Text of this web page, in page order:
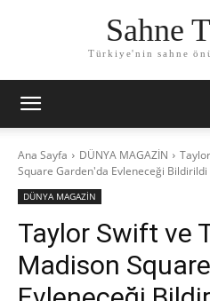
Sahne
Türkiye'nin sahne
Ana Sayfa DÜNYA MAGAZİN
Square Garden'da Evleneceği Bildirildi
DÜNYA MAGAZİN
Taylor Swift ve
Madison